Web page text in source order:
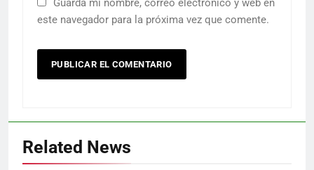
Guarda mi nombre, correo electrónico y web en
este navegador para la próxima vez que comente.
Related News